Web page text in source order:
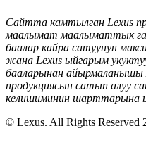
Сайтта камтылган Lexus
маалымат маалыматтык
баалар кайра сатуунун
жана Lexus ыйгарым
бааларынан айырмаланышы
продукциясын сатып алуу
келишиминин шарттарына
© Lexus. All Rights Reserved